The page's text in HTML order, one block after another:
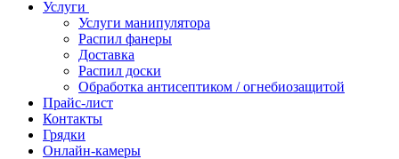
Услуги
Услуги манипулятора
Распил фанеры
Доставка
Распил доски
Обработка антисептиком / огнебиозащитой
Прайс-лист
Контакты
Грядки
Онлайн-камеры